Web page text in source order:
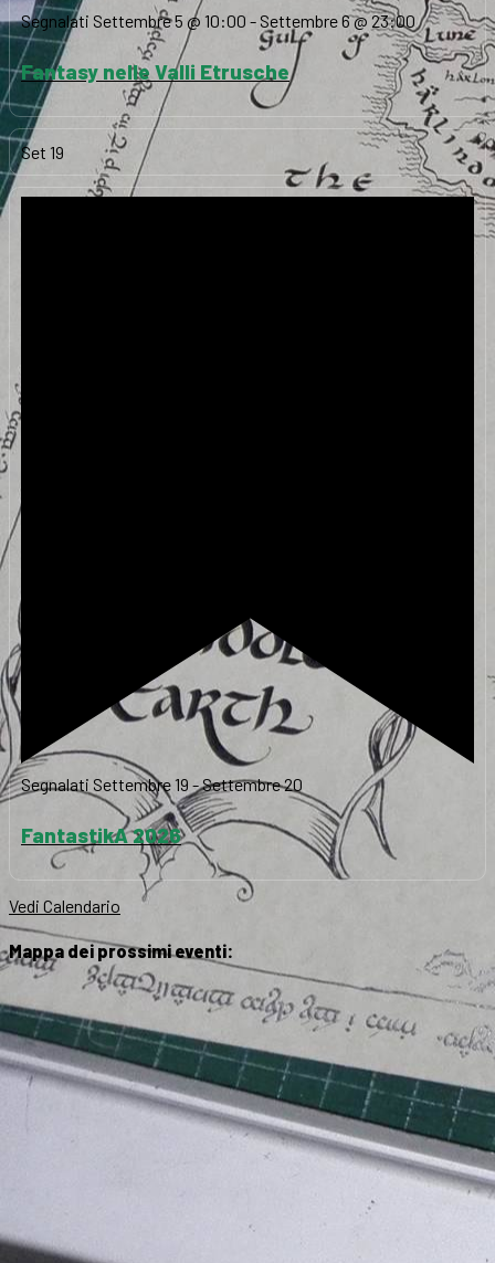
Segnalati Settembre 5 @ 10:00 - Settembre 6 @ 23:00
Fantasy nelle Valli Etrusche
Set 19
Segnalati Settembre 19 -Settembre 20
FantastikA 2026
Vedi Calendario
Mappa dei prossimi eventi: